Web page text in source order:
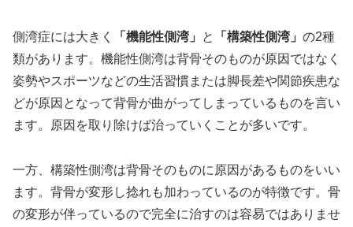
側湾症には大きく 「機能性側湾」 と 「構築性側湾」 の2種
類があります。機能性側湾は背骨そのものが原因ではなく
姿勢やスポーツなどの生活習慣または脚長差や関節疾患な
どが原因となって背骨が曲がってしまっているものを言い
ます。原因を取り除けば治っていくことが多いです。
一方、構築性側湾は背骨そのものに原因があるものをいい
ます。背骨が変形し捻れも加わっているのが特徴です。骨
の変形が伴っているので完全に治すのは容易ではありませ